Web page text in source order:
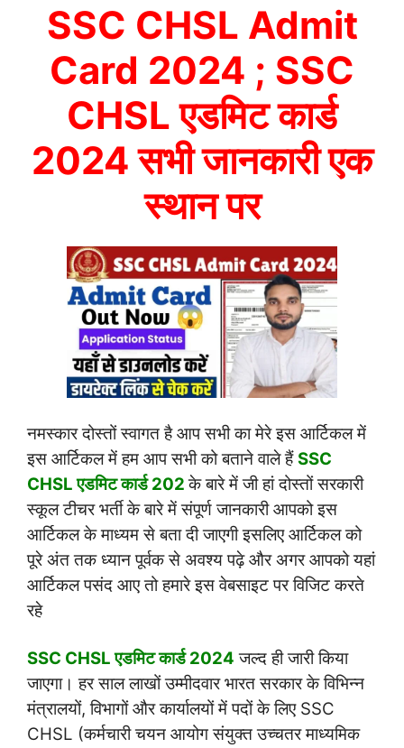
SSC CHSL Admit
Card 2024 ; SSC
CHSL एडमिट कार्ड
2024 सभी जानकारी एक
स्थान पर
नमस्कार दोस्तों स्वागत है आप सभी का मेरे इस आर्टिकल में
इस आर्टिकल में हम आप सभी को बताने वाले हैंSSC
CHSL एडमिट कार्ड 202के बारे में जी हां दोस्तों सरकारी
स्कूल टीचर भर्ती के बारे में संपूर्ण जानकारी आपको इस
आर्टिकल के माध्यम से बता दी जाएगी इसलिए आर्टिकल को
पूरे अंत तक ध्यान पूर्वक से अवश्य पढ़े और अगर आपको यहां
आर्टिकल पसंद आए तो हमारे इस वेबसाइट पर विजिट करते
रहे
SSC CHSL एडमिट कार्ड 2024 जल्द ही जारी किया
जाएगा। हर साल लाखों उम्मीदवार भारत सरकार के विभिन्न
मंत्रालयों, विभागों और कार्यालयों में पदों के लिए SSC
CHSL (कर्मचारी चयन आयोग संयुक्त उच्चतर माध्यमिक